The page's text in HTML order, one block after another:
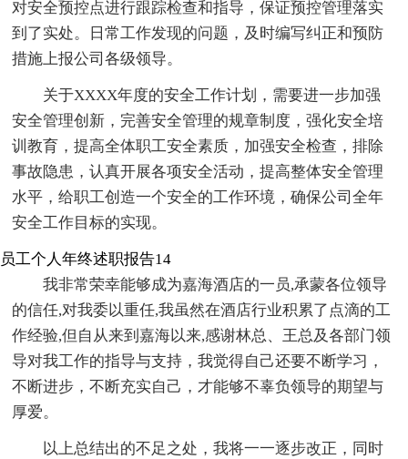
对安全预控点进行跟踪检查和指导，保证预控管理落实
到了实处。日常工作发现的问题，及时编写纠正和预防
措施上报公司各级领导。
关于XXXX年度的安全工作计划，需要进一步加强
安全管理创新，完善安全管理的规章制度，强化安全培
训教育，提高全体职工安全素质，加强安全检查，排除
事故隐患，认真开展各项安全活动，提高整体安全管理
水平，给职工创造一个安全的工作环境，确保公司全年
安全工作目标的实现。
员工个人年终述职报告14
我非常荣幸能够成为嘉海酒店的一员,承蒙各位领导
的信任,对我委以重任,我虽然在酒店行业积累了点滴的工
作经验,但自从来到嘉海以来,感谢林总、王总及各部门领
导对我工作的指导与支持，我觉得自己还要不断学习，
不断进步，不断充实自己，才能够不辜负领导的期望与
厚爱。
以上总结出的不足之处，我将一一逐步改正，同时